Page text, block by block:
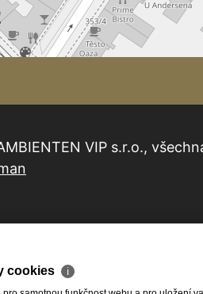
VIP s.r.o.,
cookies ℹ